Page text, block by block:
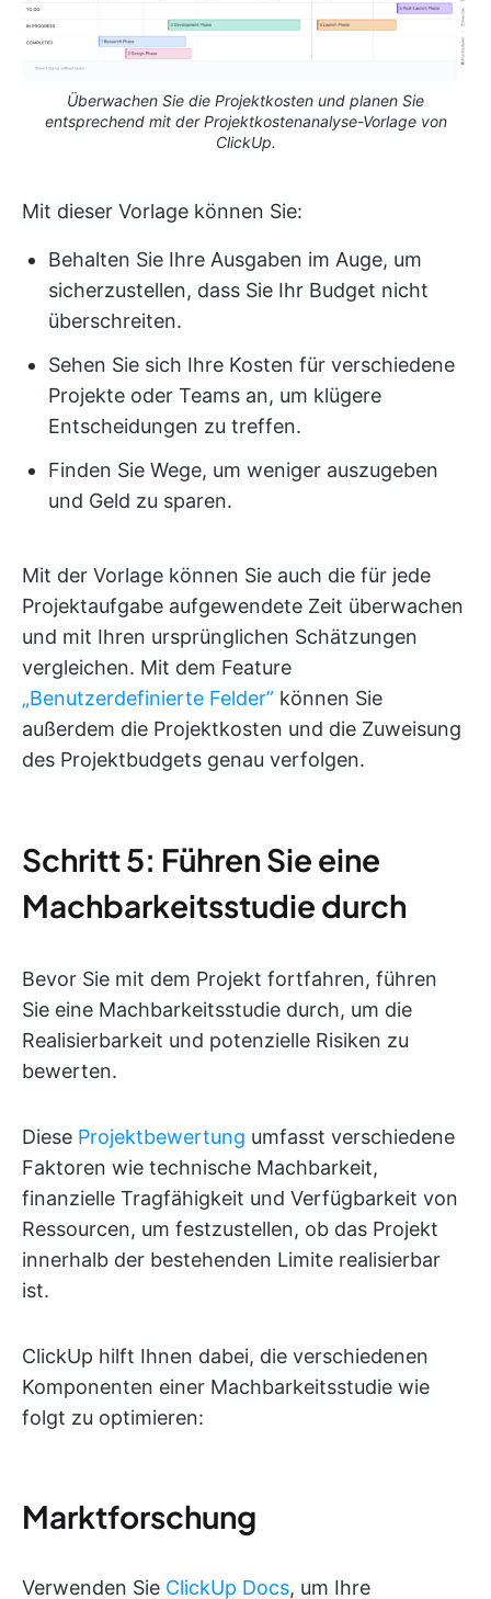
Überwachen Sie die Projektkosten und planen Sie
entsprechend mit der Projektkostenanalyse-Vorlage von
ClickUp.
Mit dieser Vorlage können Sie:
Behalten Sie Ihre Ausgaben im Auge, um
sicherzustellen, dass Sie Ihr Budget nicht
überschreiten.
Sehen Sie sich Ihre Kosten für verschiedene
Projekte oder Teams an, um klügere
Entscheidungen zu treffen.
Finden Sie Wege, um weniger auszugeben
und Geld zu sparen.
Mit der Vorlage können Sie auch die für jede
Projektaufgabe aufgewendete Zeit überwachen
und mit Ihren ursprünglichen Schätzungen
vergleichen. Mit dem Feature
„Benutzerdefinierte Felder” können Sie
außerdem die Projektkosten und die Zuweisung
des Projektbudgets genau verfolgen.
Schritt 5: Führen Sie eine
Machbarkeitsstudie durch
Bevor Sie mit dem Projekt fortfahren, führen
Sie eine Machbarkeitsstudie durch, um die
Realisierbarkeit und potenzielle Risiken zu
bewerten.
Diese Projektbewertung umfasst verschiedene
Faktoren wie technische Machbarkeit,
finanzielle Tragfähigkeit und Verfügbarkeit von
Ressourcen, um festzustellen, ob das Projekt
innerhalb der bestehenden Limite realisierbar
ist.
ClickUp hilft Ihnen dabei, die verschiedenen
Komponenten einer Machbarkeitsstudie wie
folgt zu optimieren:
Marktforschung
Verwenden Sie ClickUp Docs, um Ihre